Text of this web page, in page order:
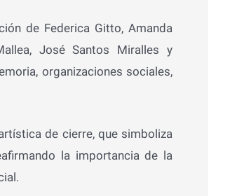
de Federica Gitto, Amanda
José Santos Miralles y
organizaciones sociales,
de cierre, que simboliza
la importancia de la